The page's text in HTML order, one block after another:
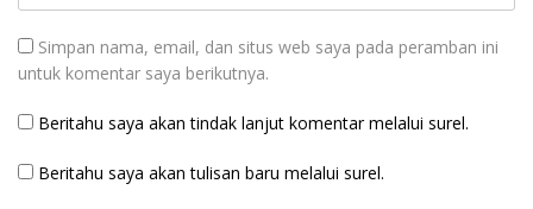
Simpan nama, email, dan situs web saya pada peramban ini
untuk komentar saya berikutnya.
Beritahu saya akan tindak lanjut komentar melalui surel.
Beritahu saya akan tulisan baru melalui surel.